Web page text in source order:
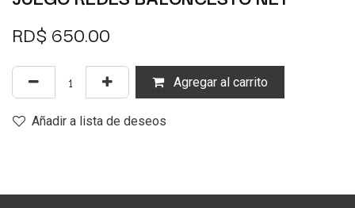
RD$ 650.00
Agregar al carrito
Añadir a lista de deseos